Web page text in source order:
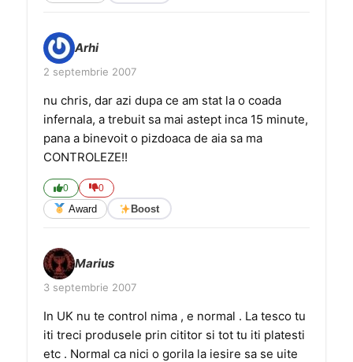
Arhi
2 septembrie 2007
nu chris, dar azi dupa ce am stat la o coada
infernala, a trebuit sa mai astept inca 15 minute,
pana a binevoit o pizdoaca de aia sa ma
CONTROLEZE!!
0 0
Award Boost
Marius
3 septembrie 2007
In UK nu te control nima , e normal . La tesco tu
iti treci produsele prin cititor si tot tu iti platesti
etc . Normal ca nici o gorila la iesire sa se uite